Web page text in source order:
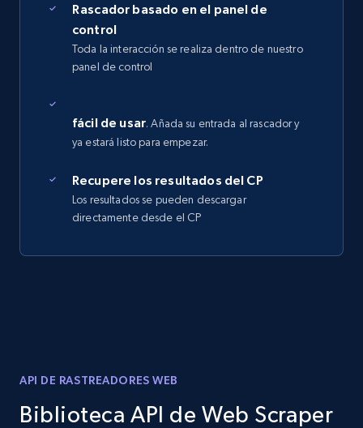
Rascador basado en el panel de
control
Toda la interacción se realiza dentro de nuestro
panel de control
fácil de usar. Añada su entrada al rascador y
ya estará listo para empezar.
Recupere los resultados del CP
Los resultados se pueden descargar
directamente desde el CP
API DE RASTREADORES WEB
Biblioteca API de Web Scraper